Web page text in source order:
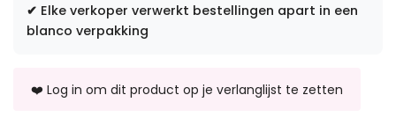
✔ Elke verkoper verwerkt bestellingen apart in een
blanco verpakking